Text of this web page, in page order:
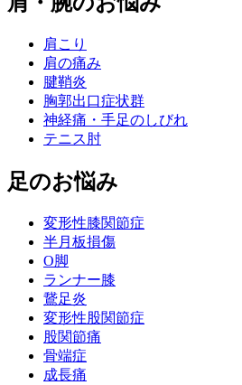
肩こり
肩の痛み
腱鞘炎
胸郭出口症状群
神経痛・手足のしびれ
テニス肘
足のお悩み
変形性膝関節症
半月板損傷
O脚
ランナー膝
鵞足炎
変形性股関節症
股関節痛
骨端症
成長痛